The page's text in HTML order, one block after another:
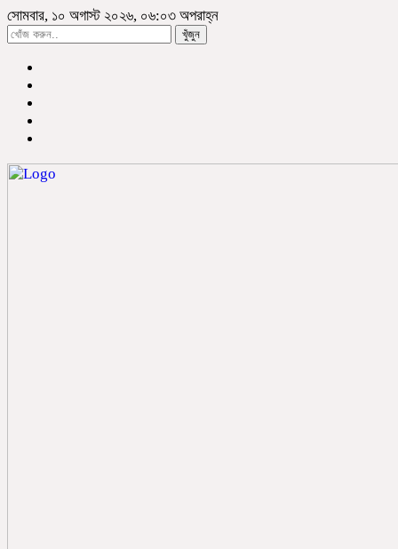
সোমবার, ১০ অগাস্ট ২০২৬, ০৬:০৩ অপরাহ্ন
খুঁজুন